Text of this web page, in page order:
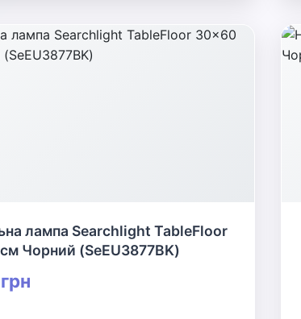
лампа Searchlight TableFloor
Чорний (SeEU3877BK)